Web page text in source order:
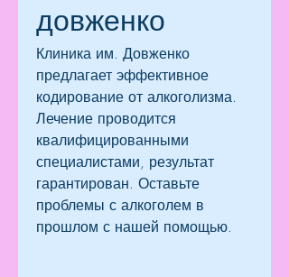
довженко
Клиника им. Довженко
предлагает эффективное
кодирование от алкоголизма.
Лечение проводится
квалифицированными
специалистами, результат
гарантирован. Оставьте
проблемы с алкоголем в
прошлом с нашей помощью.